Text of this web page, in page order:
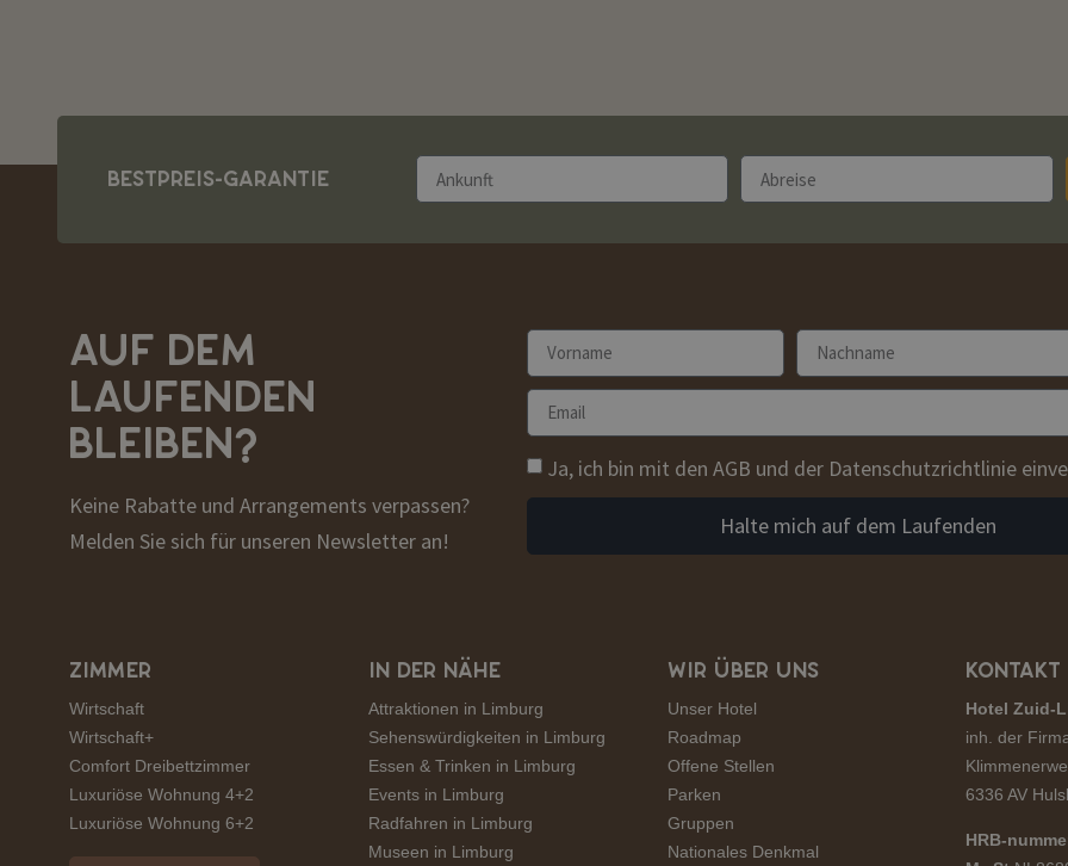
BESTPREIS-GARANTIE
AUF DEM
LAUFENDEN
BLEIBEN?
Keine Rabatte und Arrangements verpassen?
Melden Sie sich für unseren Newsletter an!
Ja, ich bin mit den AGB und der Datenschutzrichtlinie
Halte mich auf dem Laufenden
ZIMMER
Wirtschaft
Wirtschaft+
Comfort Dreibettzimmer
Luxuriöse Wohnung 4+2
Luxuriöse Wohnung 6+2
IN DER NÄHE
Attraktionen in Limburg
Sehenswürdigkeiten in Limburg
Essen & Trinken in Limburg
Events in Limburg
Radfahren in Limburg
Museen in Limburg
WIR ÜBER UNS
Unser Hotel
Roadmap
Offene Stellen
Parken
Gruppen
Nationales Denkmal
KONTAKT
Hotel Zuid-
inh. der
6336 AV
HRB-